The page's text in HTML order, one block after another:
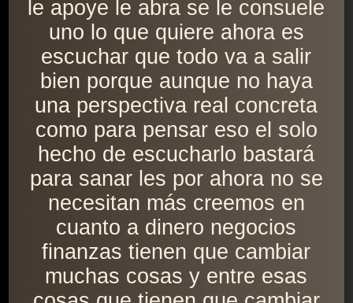
le apoye le abra se le consuele
uno lo que quiere ahora es
escuchar que todo va a salir
bien porque aunque no haya
una perspectiva real concreta
como para pensar eso el solo
hecho de escucharlo bastará
para sanar les por ahora no se
necesitan más creemos en
cuanto a dinero negocios
finanzas tienen que cambiar
muchas cosas y entre esas